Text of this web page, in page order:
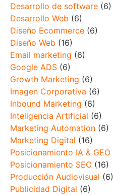
Desarrollo de software (6)
Desarrollo Web (6)
Diseño Ecommerce (6)
Diseño Web (16)
Email marketing (6)
Google ADS (6)
Growth Marketing (6)
Imagen Corporativa (6)
Inbound Marketing (6)
Inteligencia Artificial (6)
Marketing Automation (6)
Marketing Digital (16)
Posicionamiento IA & GEO
Posicionamiento SEO (16)
Producción Audiovisual (6)
Publicidad Digital (6)